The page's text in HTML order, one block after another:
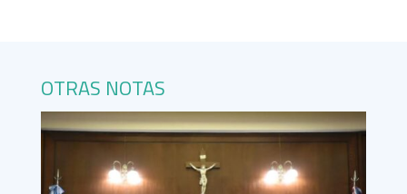
OTRAS NOTAS